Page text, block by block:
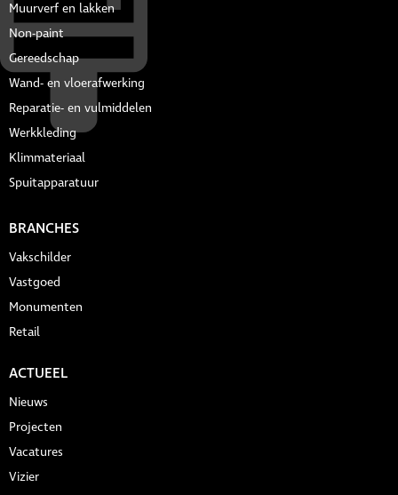
Muurverf en lakken
Non-paint
Gereedschap
Wand- en vloerafwerking
Reparatie- en vulmiddelen
Werkkleding
Klimmateriaal
Spuitapparatuur
BRANCHES
Vakschilder
Vastgoed
Monumenten
Retail
ACTUEEL
Nieuws
Projecten
Vacatures
Vizier